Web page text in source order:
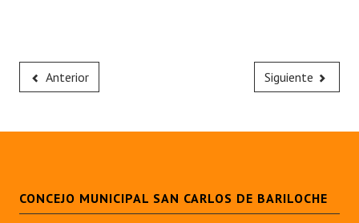
Anterior Siguiente
CONCEJO MUNICIPAL SAN CARLOS DE BARILOCHE